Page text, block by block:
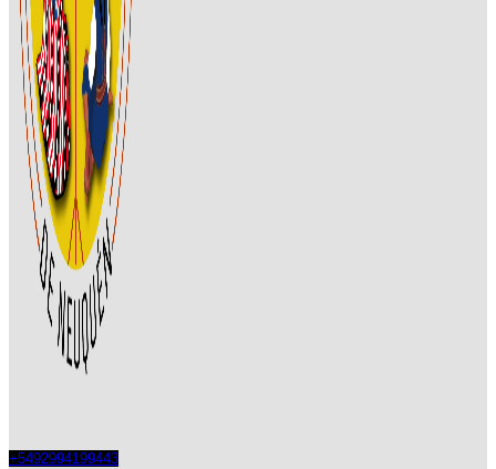
+5492994199443